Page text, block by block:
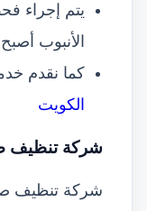
يتم إجراء
الأنبوب
كما نقدم
الكويت
شركة
شركة تنظيف